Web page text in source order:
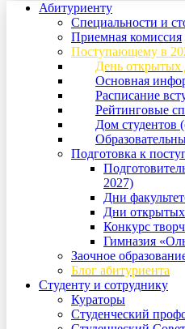
Абитуриенту
Специальности и
Приемная комиссия
Поступающему в
День открытых
Основная
Расписание
Рейтинговые
Дом студентов
Подготовка к
2027)
Дни
Дни открытых
Конкурс
Гимназия
Заочное
Блог абитуриента
Студенту и сотруднику
Кураторы
Студенческий